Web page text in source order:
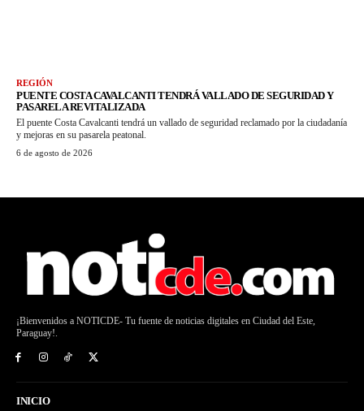
REGIÓN
PUENTE COSTA CAVALCANTI TENDRÁ VALLADO DE SEGURIDAD Y
PASARELA REVITALIZADA
El puente Costa Cavalcanti tendrá un vallado de seguridad reclamado por la ciudadanía
y mejoras en su pasarela peatonal.
6 de agosto de 2026
¡Bienvenidos a NOTICDE- Tu fuente de noticias digitales en Ciudad del Este,
Paraguay!.
INICIO